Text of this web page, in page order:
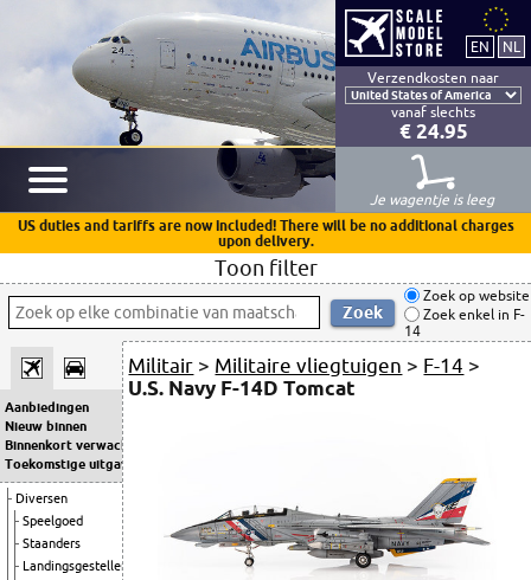
Verzendkosten naar
vanaf slechts
€ 24.95
Je wagentje is leeg
US duties and tariffs are now included! There will be no additional charges
upon delivery.
Toon filter
Zoek op website
Zoek enkel in F-
14
Aanbiedingen
Nieuw binnen
Binnenkort verwacht
Toekomstige uitgaven
Diversen
Speelgoed
Staanders
Landingsgestellen
Militair > Militaire vliegtuigen > F-14 >
U.S. Navy F-14D Tomcat